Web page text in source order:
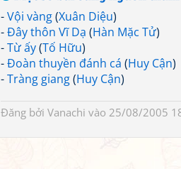
-Vội vàng(Xuân Diệu)
-Đây thôn Vĩ Dạ (Hàn Mặc Tử)
-Từ ấy(Tố Hữu)
-Đoàn thuyền đánh cá (Huy Cận)
-Tràng giang(Huy Cận)
Đăng bởi Vanachi vào 25/08/2005